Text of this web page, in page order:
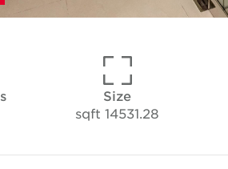
Size
14531.28 sqft